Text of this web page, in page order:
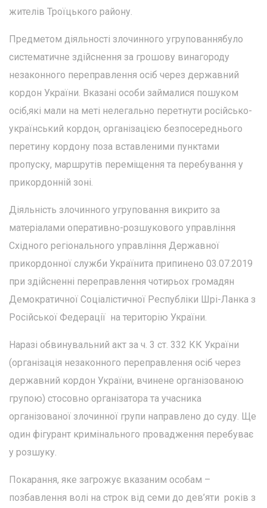
жителів Троїцького району.
Предметом діяльності злочинного угрупованнябуло
систематичне здійснення за грошову винагороду
незаконного переправлення осіб через державний
кордон України. Вказані особи займалися пошуком
осіб,які мали на меті нелегально перетнути російсько-
український кордон, організацією безпосереднього
перетину кордону поза вставленими пунктами
пропуску, маршрутів переміщення та перебування у
прикордонній зоні.
Діяльність злочинного угруповання викрито за
матеріалами оперативно-розшукового управління
Східного регіонального управління Державної
прикордонної служби Українита припинено 03.07.2019
при здійсненні переправлення чотирьох громадян
Демократичної Соціалістичної Республіки Шрі-Ланка з
Російської Федерації на територію України.
Наразі обвинувальний акт за ч. 3 ст. 332 КК України
(організація незаконного переправлення осіб через
державний кордон України, вчинене організованою
групою) стосовно організатора та учасника
організованої злочинної групи направлено до суду. Ще
один фігурант кримінального провадження перебуває
у розшуку.
Покарання, яке загрожує вказаним особам –
позбавлення волі на строк від семи до дев’яти років з